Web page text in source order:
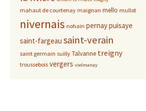
mahaut de courtenay maignan mello mullot
nivernais nohain pernaypuisaye
saint-fargeau saint-verain
saint germain suilly Talvanne treigny
troussebois vergers vielmanay